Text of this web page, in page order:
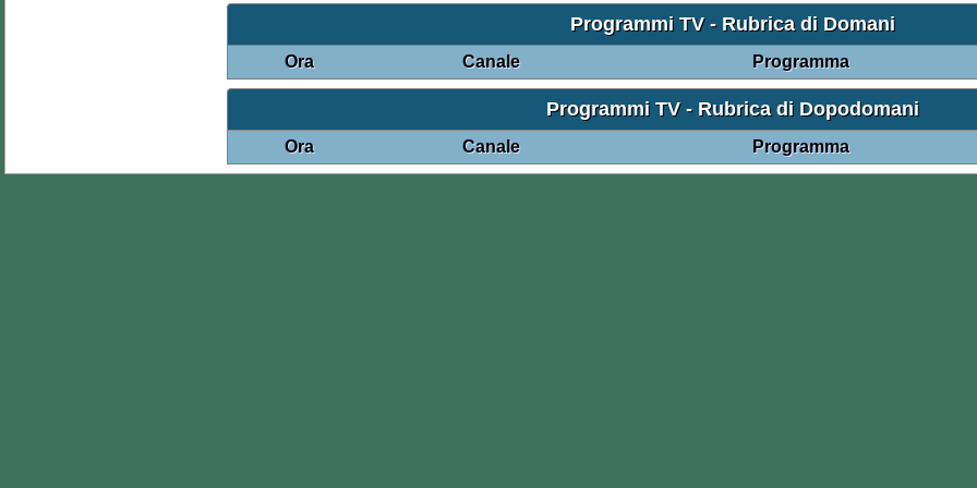
Programmi TV - Rubrica di Domani
Ora Canale Programma
Programmi TV - Rubrica di Dopodomani
Ora Canale Programma